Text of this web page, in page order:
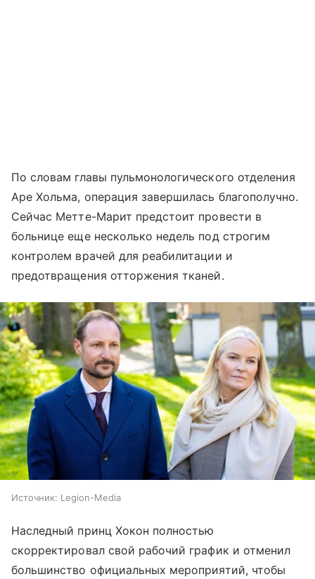
По словам главы пульмонологического отделения
Аре Хольма, операция завершилась благополучно.
Сейчас Метте-Марит предстоит провести в
больнице еще несколько недель под строгим
контролем врачей для реабилитации и
предотвращения отторжения тканей.
Источник: Legion-Media
Наследный принц Хокон полностью
скорректировал свой рабочий график и отменил
большинство официальных мероприятий, чтобы